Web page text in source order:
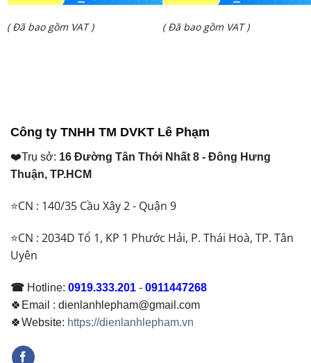
gốc
là:
Giá
( Đã bao gồm VAT )
gốc
là:
Giá
( Đã bao gồm VAT )
Công ty TNHH TM DVKT Lê Phạm
❤️Trụ sở: 16 Đường Tân Thới Nhất 8 - Đông Hưng
Thuận, TP.HCM
⭐CN : 140/35 Cầu Xây 2 - Quận 9
⭐CN : 2034D Tổ 1, KP 1 Phước Hải, P. Thái Hoà, TP. Tân
Uyên
☎ Hotline: 0919.333.201 - 0911447268
🍀Email : dienlanhlepham@gmail.com
🍀Website: https://dienlanhlepham.vn